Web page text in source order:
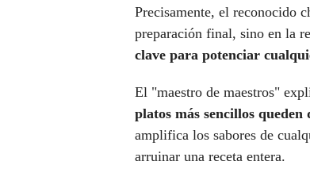
Precisamente, el reconocido
preparación final, sino en la
clave para potenciar
El "maestro de maestros"
platos más sencillos queden
amplifica los sabores de
arruinar una receta entera.